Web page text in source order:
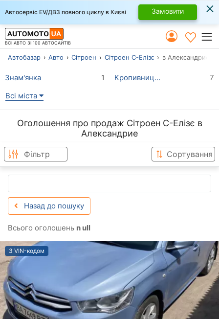
Автосервіс EV/ДВЗ повного циклу в Києві Замовити ×
ВСІ АВТО ЗІ 100 АВТОСАЙТІВ
Автобазар Авто Сітроен Сітроен С-Елізє в Александрие
Знам'янка 1 Кропивницький (Кіровоград)
7
Всі міста
Оголошення про продаж Сітроен С-Елізє в
Александрие
Фільтр Сортування
Назад до пошуку
Всього оголошень n ull
З VIN-кодом